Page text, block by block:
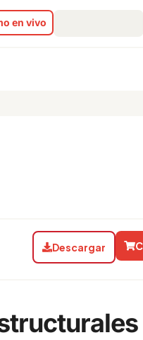
Search
...
en vivo
Descargar